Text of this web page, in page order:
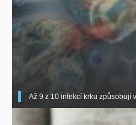
Až 9 z 10 infekcí krku způsobují